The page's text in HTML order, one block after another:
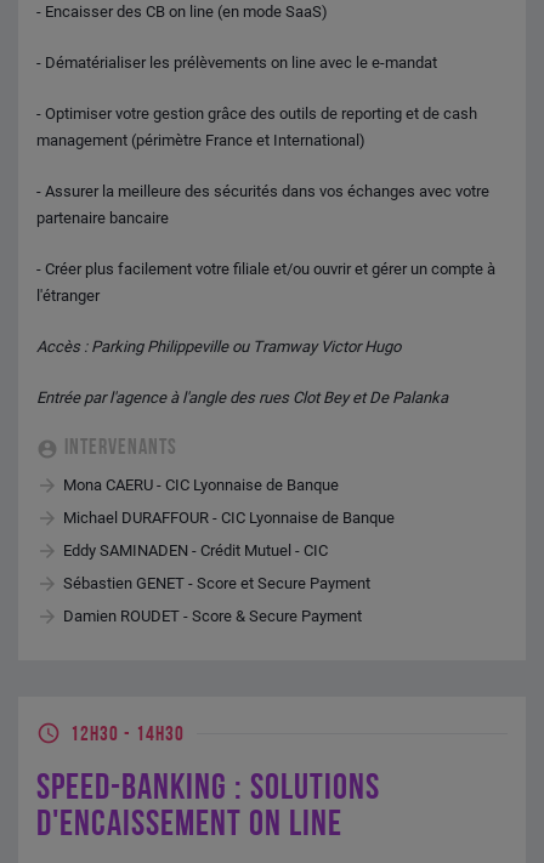
- Encaisser des CB on line (en mode SaaS)
- Dématérialiser les prélèvements on line avec le e-mandat
- Optimiser votre gestion grâce des outils de reporting et de cash
management (périmètre France et International)
- Assurer la meilleure des sécurités dans vos échanges avec votre
partenaire bancaire
- Créer plus facilement votre filiale et/ou ouvrir et gérer un compte à
l'étranger
Accès : Parking Philippeville ou Tramway Victor Hugo
Entrée par l'agence à l'angle des rues Clot Bey et De Palanka
INTERVENANTS
Mona CAERU - CIC Lyonnaise de Banque
Michael DURAFFOUR - CIC Lyonnaise de Banque
Eddy SAMINADEN - Crédit Mutuel - CIC
Sébastien GENET - Score et Secure Payment
Damien ROUDET - Score & Secure Payment
12H30 - 14H30
SPEED-BANKING : SOLUTIONS
D'ENCAISSEMENT ON LINE